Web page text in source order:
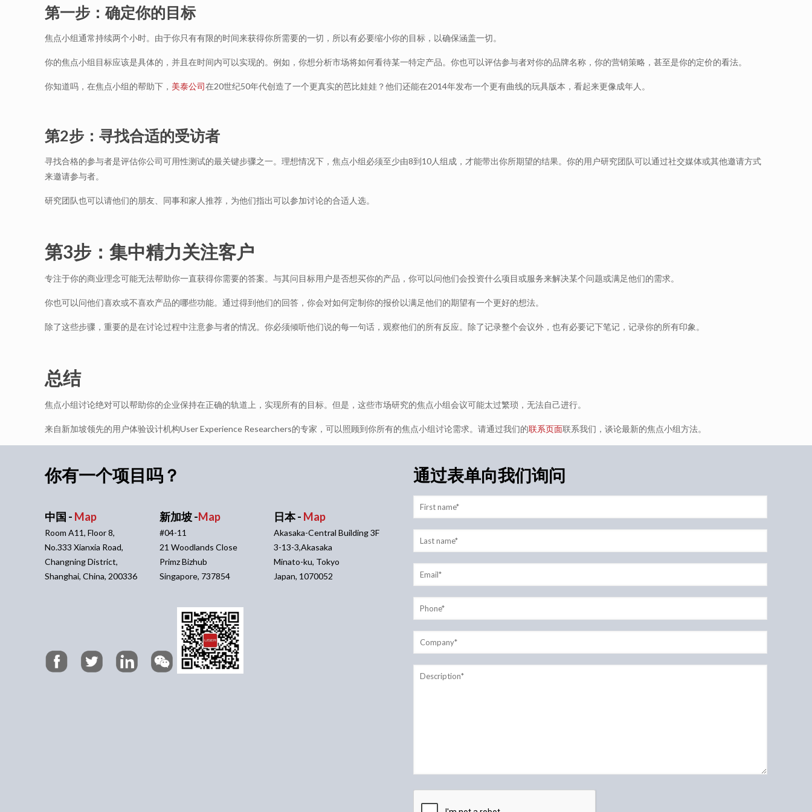
第一步：确定你的目标
焦点小组通常持续两个小时。由于你只有有限的时间来获得你所需要的一切，所以有必要缩小你的目标，以确保涵盖一切。
你的焦点小组目标应该是具体的，并且在时间内可以实现的。例如，你想分析市场将如何看待某一特定产品。你也可以评估参与者对你的品牌名称，你的营销策略，甚至是你的定价的看法。
你知道吗，在焦点小组的帮助下， 美泰公司在20世纪50年代创造了一个更真实的芭比娃娃？他们还能在2014年发布一个更有曲线的玩具版本，看起来更像成年人。
第2步：寻找合适的受访者
寻找合格的参与者是评估你公司可用性测试的最关键步骤之一。理想情况下，焦点小组必须至少由8到10人组成，才能带出你所期望的结果。你的用户研究团队可以通过社交媒体或其他邀请方式
来邀请参与者。
研究团队也可以请他们的朋友、同事和家人推荐，为他们指出可以参加讨论的合适人选。
第3步：集中精力关注客户
专注于你的商业理念可能无法帮助你一直获得你需要的答案。与其问目标用户是否想买你的产品，你可以问他们会投资什么项目或服务来解决某个问题或满足他们的需求。
你也可以问他们喜欢或不喜欢产品的哪些功能。通过得到他们的回答，你会对如何定制你的报价以满足他们的期望有一个更好的想法。
除了这些步骤，重要的是在讨论过程中注意参与者的情况。你必须倾听他们说的每一句话，观察他们的所有反应。除了记录整个会议外，也有必要记下笔记，记录你的所有印象。
总结
焦点小组讨论绝对可以帮助你的企业保持在正确的轨道上，实现所有的目标。但是，这些市场研究的焦点小组会议可能太过繁琐，无法自己进行。
来自新加坡领先的用户体验设计机构User Experience Researchers的专家，可以照顾到你所有的焦点小组讨论需求。请通过我们的联系页面联系我们，谈论最新的焦点小组方法。
你有一个项目吗？
中国 - Map
Room A11, Floor 8,
No.333 Xianxia Road,
Changning District,
Shanghai, China, 200336
新加坡 -Map
#04-11
21 Woodlands Close
Primz Bizhub
Singapore, 737854
日本 - Map
Akasaka-Central Building 3F
3-13-3,Akasaka
Minato-ku, Tokyo
Japan, 1070052
通过表单向我们询问